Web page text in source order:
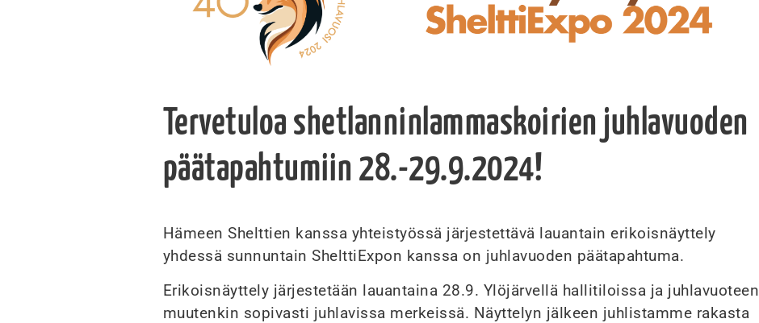
Tervetuloa shetlanninlammaskoirien juhlavuoden
päätapahtumiin 28.-29.9.2024!
Hämeen Shelttien kanssa yhteistyössä järjestettävä lauantain erikoisnäyttely
yhdessä sunnuntain ShelttiExpon kanssa on juhlavuoden päätapahtuma.
Erikoisnäyttely järjestetään lauantaina 28.9. Ylöjärvellä hallitiloissa ja juhlavuoteen
muutenkin sopivasti juhlavissa merkeissä. Näyttelyn jälkeen juhlistamme rakasta